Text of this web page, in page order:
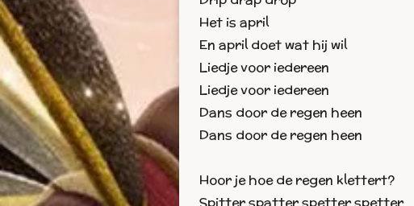
Het is april
En april doet wat hij wil
Liedje voor iedereen
Liedje voor iedereen
Dans door de regen heen
Dans door de regen heen
Hoor je hoe de regen klettert?